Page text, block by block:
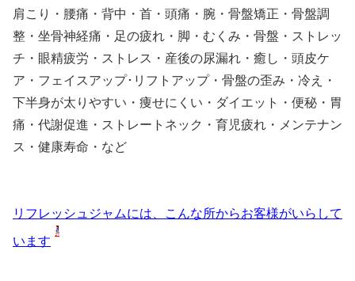
肩こり・腰痛・背中・首・頭痛・腕・骨盤矯正・骨盤調
整・坐骨神経痛・足の疲れ・脚・むくみ・骨盤・ストレッ
チ・眼精疲労・ストレス・産後の尿漏れ・癒し・頭皮ケ
ア・フェイスアップ･リフトアップ・骨盤の歪み・冷え・
下半身が太りやすい・痩せにくい・ダイエット・便秘・胃
痛・代謝促進・ストレートネック・育児疲れ・メンテナン
ス・健康寿命・など
リフレッシュジャムには、こんな所からお客様がいらして
います